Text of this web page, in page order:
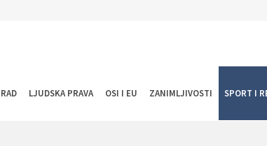
LJUDSKA PRAVA OSI I EU ZANIMLJIVOSTI SPORT I